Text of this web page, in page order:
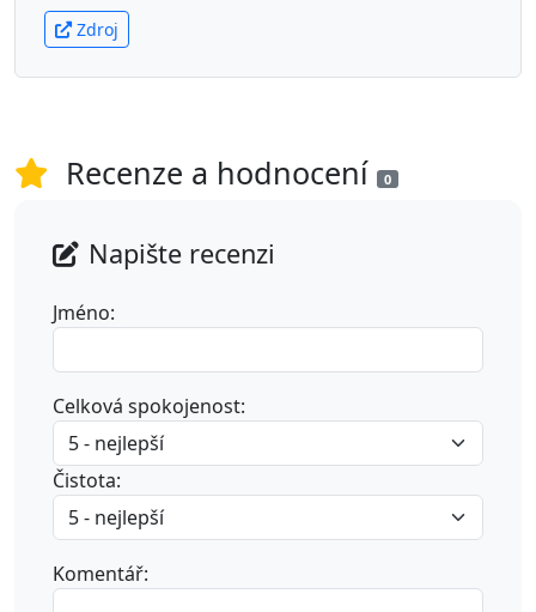
Zdroj
Recenze a hodnocení 0
Napište recenzi
Jméno:
Celková spokojenost:
Čistota:
Komentář: